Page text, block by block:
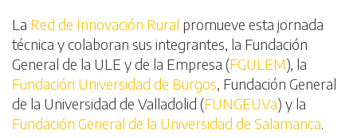
La Red de Innovación Rural promueve esta jornada
técnica y colaboran sus integrantes, la Fundación
General de la ULE y de la Empresa (FGULEM), la
Fundación Universidad de Burgos , Fundación General
de la Universidad de Valladolid (FUNGEUVa) y la
Fundación General de la Universidad de Salamanca